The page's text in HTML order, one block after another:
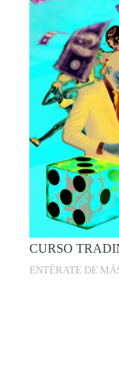
CURSO
ENTÉRATE DE